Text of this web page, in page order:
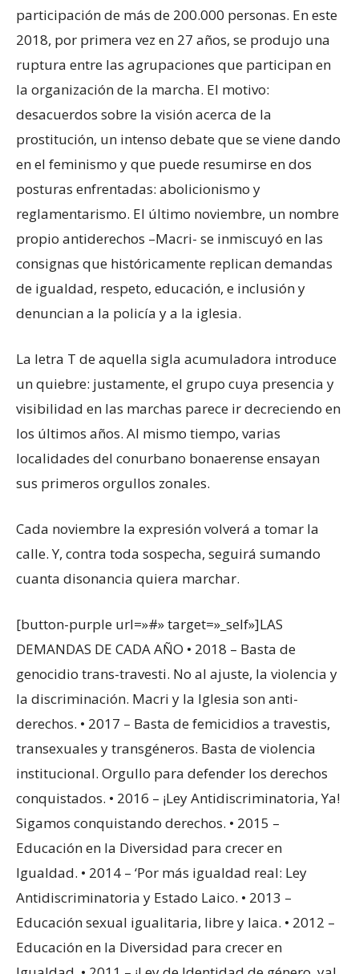
participación de más de 200.000 personas. En este
2018, por primera vez en 27 años, se produjo una
ruptura entre las agrupaciones que participan en
la organización de la marcha. El motivo:
desacuerdos sobre la visión acerca de la
prostitución, un intenso debate que se viene dando
en el feminismo y que puede resumirse en dos
posturas enfrentadas: abolicionismo y
reglamentarismo. El último noviembre, un nombre
propio antiderechos –Macri- se inmiscuyó en las
consignas que históricamente replican demandas
de igualdad, respeto, educación, e inclusión y
denuncian a la policía y a la iglesia.
La letra T de aquella sigla acumuladora introduce
un quiebre: justamente, el grupo cuya presencia y
visibilidad en las marchas parece ir decreciendo en
los últimos años. Al mismo tiempo, varias
localidades del conurbano bonaerense ensayan
sus primeros orgullos zonales.
Cada noviembre la expresión volverá a tomar la
calle. Y, contra toda sospecha, seguirá sumando
cuanta disonancia quiera marchar.
[button-purple url=»#» target=»_self»]LAS
DEMANDAS DE CADA AÑO • 2018 – Basta de
genocidio trans-travesti. No al ajuste, la violencia y
la discriminación. Macri y la Iglesia son anti-
derechos. • 2017 – Basta de femicidios a travestis,
transexuales y transgéneros. Basta de violencia
institucional. Orgullo para defender los derechos
conquistados. • 2016 – ¡Ley Antidiscriminatoria, Ya!
Sigamos conquistando derechos. • 2015 –
Educación en la Diversidad para crecer en
Igualdad. • 2014 – ‘Por más igualdad real: Ley
Antidiscriminatoria y Estado Laico. • 2013 –
Educación sexual igualitaria, libre y laica. • 2012 –
Educación en la Diversidad para crecer en